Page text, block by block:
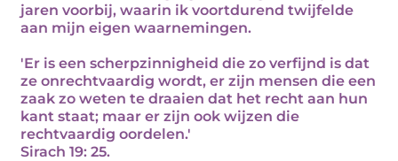
jaren voorbij, waarin ik voortdurend twijfelde
aan mijn eigen waarnemingen.
'Er is een scherpzinnigheid die zo verfijnd is dat
ze onrechtvaardig wordt, er zijn mensen die een
zaak zo weten te draaien dat het recht aan hun
kant staat; maar er zijn ook wijzen die
rechtvaardig oordelen.'
Sirach 19: 25.